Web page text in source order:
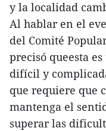
y la localidad
Al hablar en el
del Comité
precisó queesta
difícil y
que requiere que
mantenga el
superar las